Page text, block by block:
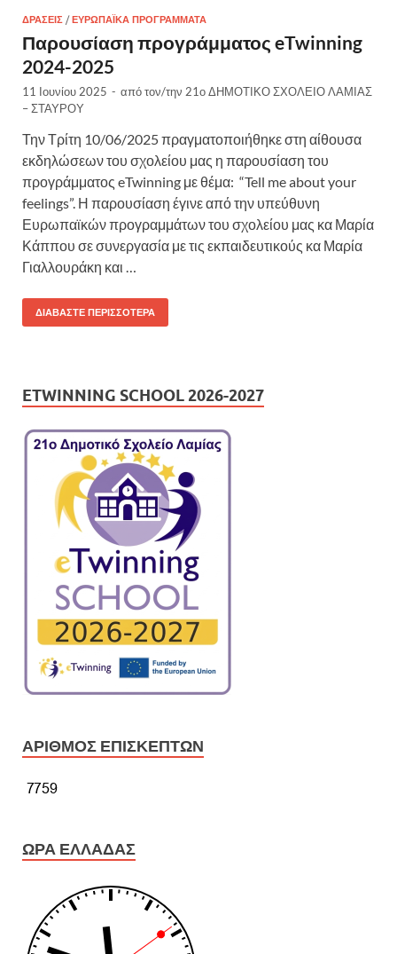
ΔΡΆΣΕΙΣ /ΕΥΡΩΠΑΪΚΆ ΠΡΟΓΡΆΜΜΑΤΑ
Παρουσίαση προγράμματος eTwinning
2024-2025
11 Ιουνίου 2025 - από τον/την 21ο ΔΗΜΟΤΙΚΟ ΣΧΟΛΕΙΟ ΛΑΜΙΑΣ
– ΣΤΑΥΡΟΥ
Την Τρίτη 10/06/2025 πραγματοποιήθηκε στη αίθουσα
εκδηλώσεων του σχολείου μας η παρουσίαση του
προγράμματος eTwinning με θέμα: “Tell me about your
feelings”. Η παρουσίαση έγινε από την υπεύθυνη
Ευρωπαϊκών προγραμμάτων του σχολείου μας κα Μαρία
Κάππου σε συνεργασία με τις εκπαιδευτικούς κα Μαρία
Γιαλλουράκη και …
ΔΙΑΒΆΣΤΕ ΠΕΡΙΣΣΌΤΕΡΑ
ETWINNING SCHOOL 2026-2027
ΑΡΙΘΜΌΣ ΕΠΙΣΚΕΠΤΏΝ
ΏΡΑ ΕΛΛΆΔΑΣ